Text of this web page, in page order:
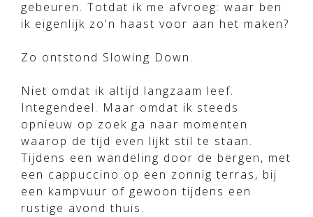
gebeuren. Totdat ik me afvroeg: waar ben
ik eigenlijk zo'n haast voor aan het maken?
Zo ontstond Slowing Down.
Niet omdat ik altijd langzaam leef.
Integendeel. Maar omdat ik steeds
opnieuw op zoek ga naar momenten
waarop de tijd even lijkt stil te staan.
Tijdens een wandeling door de bergen, met
een cappuccino op een zonnig terras, bij
een kampvuur of gewoon tijdens een
rustige avond thuis.